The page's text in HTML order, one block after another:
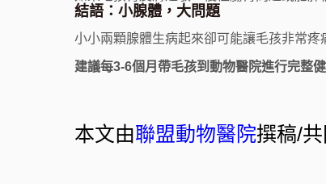
結語：小腺體，大問題
小小兩顆腺體生病起來卻可能讓毛孩非常
建議每3-6個月帶毛孩到動物醫院進行完整
本文由聯盟動物醫院撰稿/